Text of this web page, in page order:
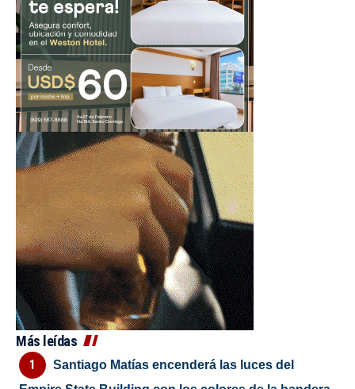
Más leídas
Santiago Matías encenderá las luces del